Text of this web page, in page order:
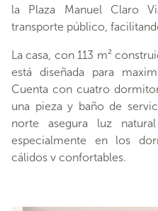
la Plaza Manuel Claro
transporte público,
La casa, con 113 m²
está diseñada para
Cuenta con cuatro
una pieza y baño de
norte asegura luz
especialmente en los
cálidos y confortables.